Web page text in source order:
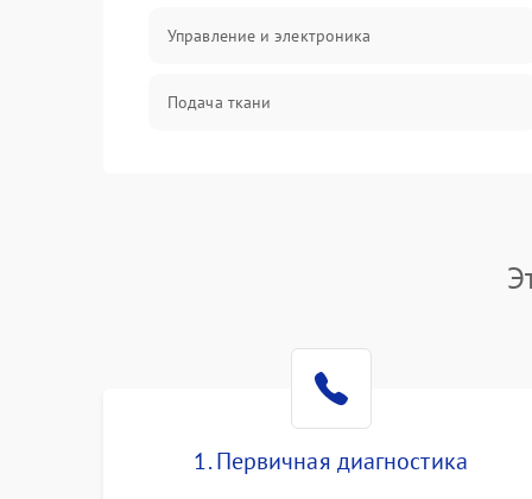
Управление и электроника
Подача ткани
1. Первичная диагностика